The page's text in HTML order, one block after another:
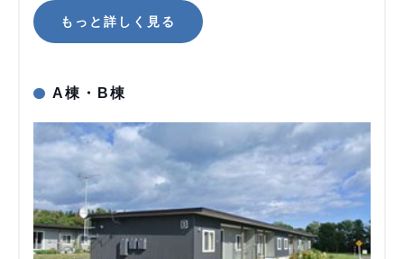
もっと詳しく見る
A棟・B棟